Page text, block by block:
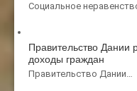
Социальное
Правительство Дании
доходы граждан
Правительство Дании…